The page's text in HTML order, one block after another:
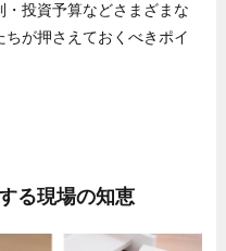
投資予算などさまざまな
が押さえておくべきポイ
る現場の知恵